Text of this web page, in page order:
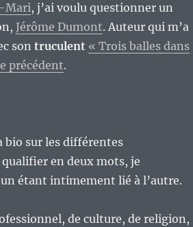
Mari, j’ai voulu questionner un
Jérôme Dumont. Auteur qui m’a
son truculent « Trois balles dans
précédent.
bio sur les différentes
en deux mots, je
étant intimement lié à l’autre.
de culture, de religion,